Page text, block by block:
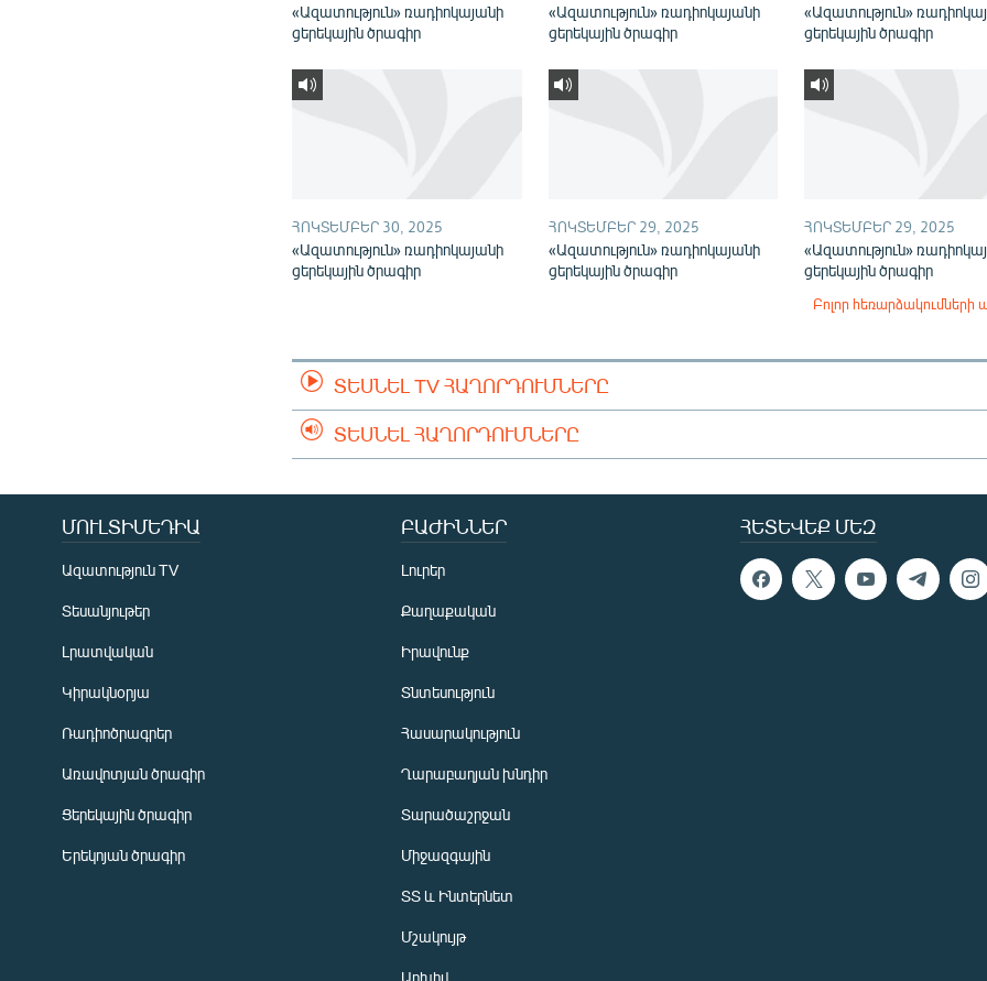
«Ազատություն» ռադիոկայանի
ցերեկային ծրագիր
«Ազատություն» ռադիոկայանի
ցերեկային ծրագիր
«Ազատություն»
ցերեկային ծրագիր
ՀՈԿՏԵՄԲԵՐ 30, 2025
«Ազատություն» ռադիոկայանի
ցերեկային ծրագիր
ՀՈԿՏԵՄԲԵՐ 29, 2025
«Ազատություն» ռադիոկայանի
ցերեկային ծրագիր
ՀՈԿՏԵՄԲԵՐ 29, 2025
«Ազատություն»
ցերեկային ծրագիր
Բոլոր հեռարձակումների
ՏԵՍՆԵԼ TV ՀԱՂՈՐԴՈՒՄՆԵՐԸ
ՏԵՍՆԵԼ ՀԱՂՈՐԴՈՒՄՆԵՐԸ
ՀԵՏԵՎԵՔ ՄԵԶ
ՄՈՒԼՏԻՄԵԴԻԱ
Ազատություն TV
Տեսանյութեր
Լրատվական
Կիրակնօրյա
Ռադիոծրագրեր
Առավոտյան ծրագիր
Ցերեկային ծրագիր
Երեկոյան ծրագիր
ԲԱԺԻՆՆԵՐ
Լուրեր
Քաղաքական
Իրավունք
Տնտեսություն
Հասարակություն
Ղարաբաղյան խնդիր
Տարածաշրջան
Միջազգային
ՏՏ և Ինտերնետ
Մշակույթ
Արխիվ